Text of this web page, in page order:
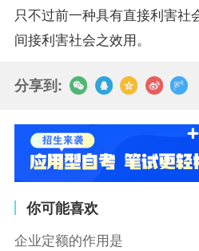
只不过前一种具有直接利害社
间接利害社会之效用。
分享到:
你可能喜欢
企业定额的作用是